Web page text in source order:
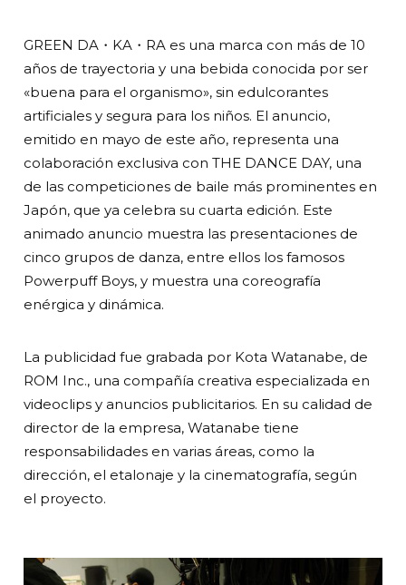
GREEN DA・KA・RA es una marca con más de 10
años de trayectoria y una bebida conocida por ser
«buena para el organismo», sin edulcorantes
artificiales y segura para los niños. El anuncio,
emitido en mayo de este año, representa una
colaboración exclusiva con THE DANCE DAY, una
de las competiciones de baile más prominentes en
Japón, que ya celebra su cuarta edición. Este
animado anuncio muestra las presentaciones de
cinco grupos de danza, entre ellos los famosos
Powerpuff Boys, y muestra una coreografía
enérgica y dinámica.
La publicidad fue grabada por Kota Watanabe, de
ROM Inc., una compañía creativa especializada en
videoclips y anuncios publicitarios. En su calidad de
director de la empresa, Watanabe tiene
responsabilidades en varias áreas, como la
dirección, el etalonaje y la cinematografía, según
el proyecto.